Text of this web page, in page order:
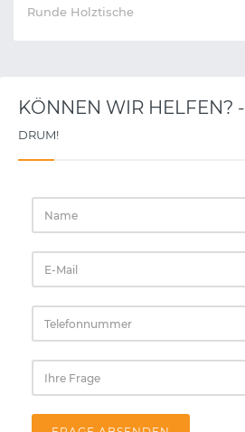
Runde Holztische
KÖNNEN WIR HELFEN? -
DRUM!